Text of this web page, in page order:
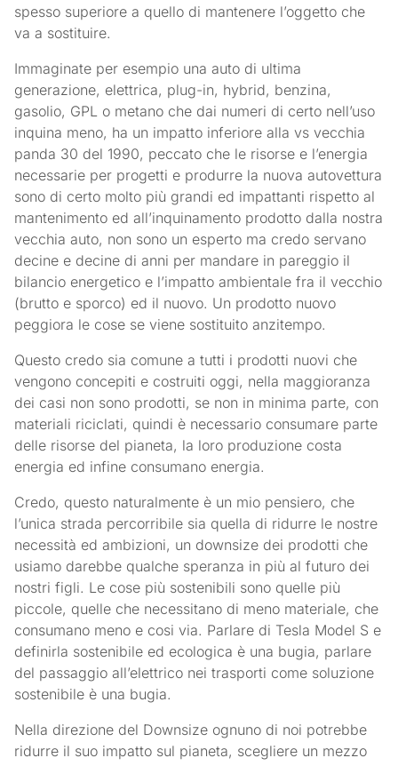
spesso superiore a quello di mantenere l’oggetto che
va a sostituire.
Immaginate per esempio una auto di ultima
generazione, elettrica, plug-in, hybrid, benzina,
gasolio, GPL o metano che dai numeri di certo nell’uso
inquina meno, ha un impatto inferiore alla vs vecchia
panda 30 del 1990, peccato che le risorse e l’energia
necessarie per progetti e produrre la nuova autovettura
sono di certo molto più grandi ed impattanti rispetto al
mantenimento ed all’inquinamento prodotto dalla nostra
vecchia auto, non sono un esperto ma credo servano
decine e decine di anni per mandare in pareggio il
bilancio energetico e l’impatto ambientale fra il vecchio
(brutto e sporco) ed il nuovo. Un prodotto nuovo
peggiora le cose se viene sostituito anzitempo.
Questo credo sia comune a tutti i prodotti nuovi che
vengono concepiti e costruiti oggi, nella maggioranza
dei casi non sono prodotti, se non in minima parte, con
materiali riciclati, quindi è necessario consumare parte
delle risorse del pianeta, la loro produzione costa
energia ed infine consumano energia.
Credo, questo naturalmente è un mio pensiero, che
l’unica strada percorribile sia quella di ridurre le nostre
necessità ed ambizioni, un downsize dei prodotti che
usiamo darebbe qualche speranza in più al futuro dei
nostri figli. Le cose più sostenibili sono quelle più
piccole, quelle che necessitano di meno materiale, che
consumano meno e cosi via. Parlare di Tesla Model S e
definirla sostenibile ed ecologica è una bugia, parlare
del passaggio all’elettrico nei trasporti come soluzione
sostenibile è una bugia.
Nella direzione del Downsize ognuno di noi potrebbe
ridurre il suo impatto sul pianeta, scegliere un mezzo